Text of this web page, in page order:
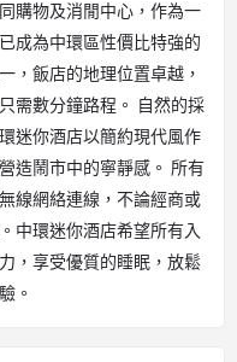
購物及消閒中心，作為一
成為中環區性價比特強的
，飯店的地理位置卓越，
需數分鐘路程。 自然的採
迷你酒店以簡約現代風作
造鬧市中的寧靜感。 所有
線網絡連線，不論經商或
中環迷你酒店希望所有入
，享受優質的睡眠，放鬆
。